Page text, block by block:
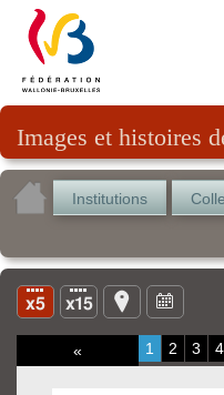
Images et histoires
Institutions
« 1 2 3 4